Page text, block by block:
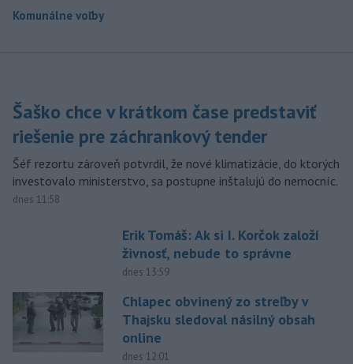
Komunálne voľby
Šaško chce v krátkom čase predstaviť
riešenie pre záchrankový tender
Šéf rezortu zároveň potvrdil, že nové klimatizácie, do ktorých
investovalo ministerstvo, sa postupne inštalujú do nemocníc.
dnes 11:58
Erik Tomáš: Ak si I. Korčok založí
živnosť, nebude to správne
dnes 13:59
Chlapec obvinený zo streľby v
Thajsku sledoval násilný obsah
online
dnes 12:01